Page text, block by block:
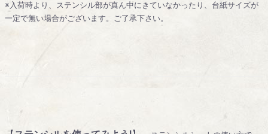
※入荷時より、ステンシル部が真ん中にきていなかったり、台紙サイズが
一定で無い場合がございます。ご了承下さい。